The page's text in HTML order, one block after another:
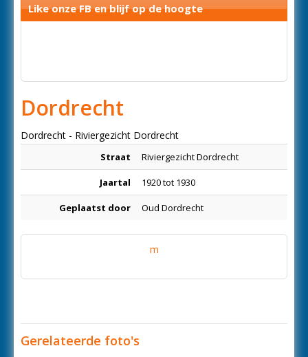
Like onze FB en blijf op de hoogte
Dordrecht
Dordrecht - Riviergezicht Dordrecht
Straat Riviergezicht Dordrecht
Jaartal 1920 tot 1930
Geplaatst door Oud Dordrecht
m
Gerelateerde foto's